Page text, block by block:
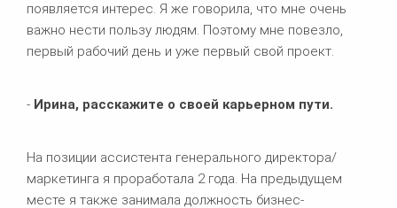
появляется интерес. Я же говорила, что мне очень
важно нести пользу людям. Поэтому мне повезло,
первый рабочий день и уже первый свой проект.
- Ирина, расскажите о своей карьерном пути.
На позиции ассистента генерального директора/
маркетинга я проработала 2 года. На предыдущем
месте я также занимала должность бизнес-